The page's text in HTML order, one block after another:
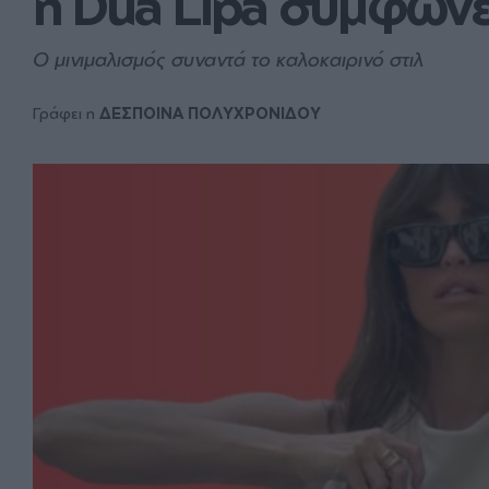
Ο μινιμαλισμός συναντά το καλοκαιρινό στιλ
Γράφει η ΔΕΣΠΟΙΝΑ ΠΟΛΥΧΡΟΝΙΔΟΥ